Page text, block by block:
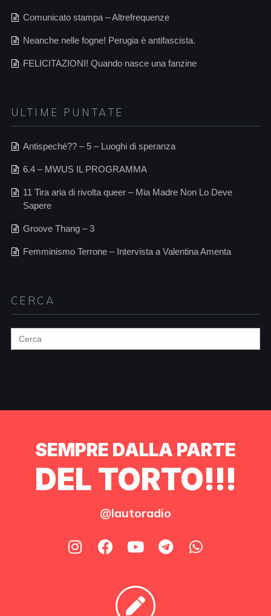
Comunicato stampa – Altrefrequenze
Neanche nelle fogne! Perugia è antifascista.
FELICITAZIONI! Quando nasce una fanzine
ULTIME PUNTATE
Antispeché?? – 5 – Luoghi di speranza
6.4 – MWUS IL PROGRAMMA
11 Tira aria di rivolta queer – Mia Madre Non Lo Deve
Sapere
Groove Thang – 3
Femminismo Terrone – Intervista a Valentina Amenta
CERCA
Search
for:
SEMPRE DALLA PARTE
DEL TORTO!!!
@lautoradio